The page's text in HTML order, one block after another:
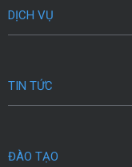
DỊCH VỤ
TIN TỨC
ĐÀO TẠO